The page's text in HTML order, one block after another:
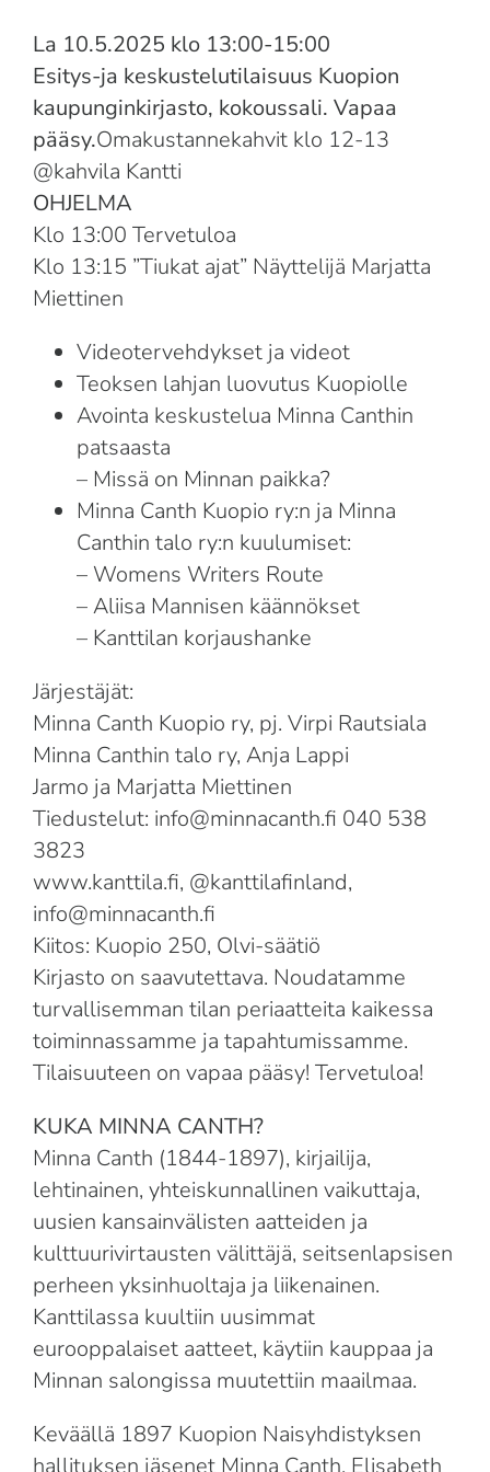
English
La 10.5.2025 klo 13:00-15:00
Esitys-ja keskustelutilaisuus Kuopion
kaupunginkirjasto, kokoussali. Vapaa
pääsy.Omakustannekahvit klo 12-13
@kahvila Kantti
OHJELMA
Klo 13:00 Tervetuloa
Klo 13:15 ”Tiukat ajat” Näyttelijä Marjatta
Miettinen
Videotervehdykset ja videot
Teoksen lahjan luovutus Kuopiolle
Avointa keskustelua Minna Canthin
patsaasta
– Missä on Minnan paikka?
Minna Canth Kuopio ry:n ja Minna
Canthin talo ry:n kuulumiset:
– Womens Writers Route
– Aliisa Mannisen käännökset
– Kanttilan korjaushanke
Järjestäjät:
Minna Canth Kuopio ry, pj. Virpi Rautsiala
Minna Canthin talo ry, Anja Lappi
Jarmo ja Marjatta Miettinen
Tiedustelut: info@minnacanth.fi 040 538
3823
www.kanttila.fi, @kanttilafinland,
info@minnacanth.fi
Kiitos: Kuopio 250, Olvi-säätiö
Kirjasto on saavutettava. Noudatamme
turvallisemman tilan periaatteita kaikessa
toiminnassamme ja tapahtumissamme.
Tilaisuuteen on vapaa pääsy! Tervetuloa!
KUKA MINNA CANTH?
Minna Canth (1844-1897), kirjailija,
lehtinainen, yhteiskunnallinen vaikuttaja,
uusien kansainvälisten aatteiden ja
kulttuurivirtausten välittäjä, seitsenlapsisen
perheen yksinhuoltaja ja liikenainen.
Kanttilassa kuultiin uusimmat
eurooppalaiset aatteet, käytiin kauppaa ja
Minnan salongissa muutettiin maailmaa.
Keväällä 1897 Kuopion Naisyhdistyksen